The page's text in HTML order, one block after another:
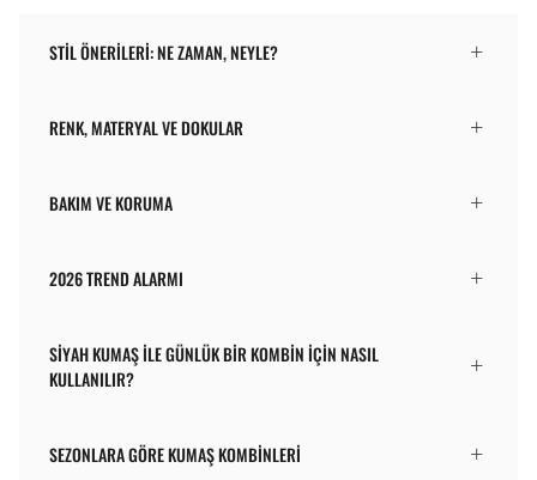
STIL ÖNERILERI: NE ZAMAN, NEYLE?
RENK, MATERYAL VE DOKULAR
BAKIM VE KORUMA
2026 TREND ALARMI
SIYAH KUMAŞ ILE GÜNLÜK BIR KOMBIN IÇIN NASIL
KULLANILIR?
SEZONLARA GÖRE KUMAŞ KOMBINLERI